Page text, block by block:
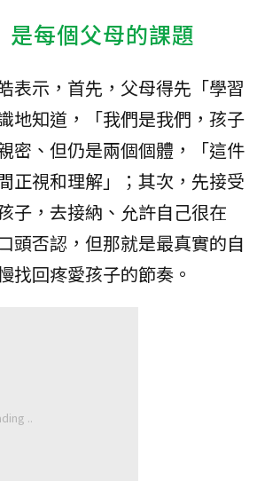
是每個父母的課題
表示，首先，父母得先「學習
地知道，「我們是我們，孩子
密、但仍是兩個個體，「這件
正視和理解」；其次，先接受
子，去接納、允許自己很在
頭否認，但那就是最真實的自
找回疼愛孩子的節奏。